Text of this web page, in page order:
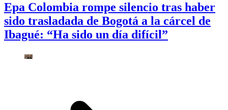
Epa Colombia rompe silencio tras haber
sido trasladada de Bogotá a la cárcel de
Ibagué: “Ha sido un día difícil”